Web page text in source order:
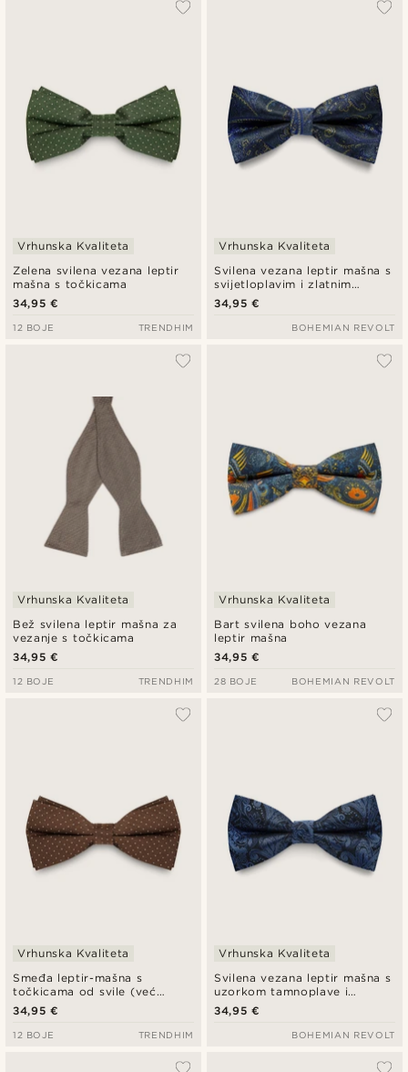
Zelena svilena vezana leptir
mašna s točkicama
Vrhunska Kvaliteta
34,95 €
12 BOJE TRENDHIM
Svilena vezana leptir mašna s
svijetloplavim i zlatnim
paisley uzorkom, prethodno
vezana
Vrhunska Kvaliteta
34,95 €
BOHEMIAN REVOLT
Bež svilena leptir mašna za
vezanje s točkicama
Vrhunska Kvaliteta
34,95 €
12 BOJE TRENDHIM
Bart svilena boho vezana
leptir mašna
Vrhunska Kvaliteta
34,95 €
28 BOJE BOHEMIAN REVOLT
Smeđa leptir-mašna s
točkicama od svile (već
zavezana)
Vrhunska Kvaliteta
34,95 €
12 BOJE TRENDHIM
Svilena vezana leptir mašna s
uzorkom tamnoplave i
svijetloplave boje s paisley
uzorkom
Vrhunska Kvaliteta
34,95 €
BOHEMIAN REVOLT